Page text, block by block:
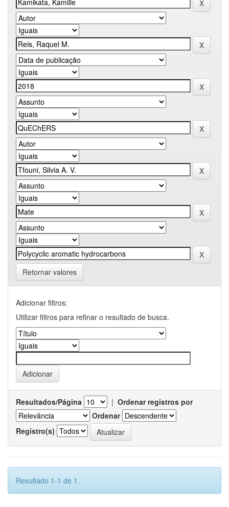
Retornar valores
Adicionar filtros:
Utilizar filtros para refinar o resultado de busca.
Resultados/Página | Ordenar registros por
Ordenar
Registro(s)
Resultado 1-1 de 1.